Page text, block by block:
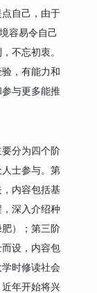
自己，由于
容易令自己
不忘初衷。
，有能力和
与更多能推
分为四个阶
士参与。第
内容包括基
深入介绍种
）；第三阶
设，内容包
时修读社会
年开始将兴